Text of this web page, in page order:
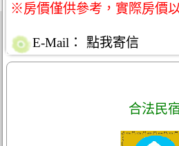
※房價僅供參考，實際房價
E-Mail： 點我寄信
合法民